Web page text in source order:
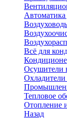
Всё для
Осушители
Охладители
Тепловое
Отопление
Назад